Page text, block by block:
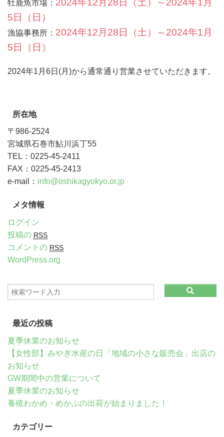
牡鹿魚市場：
5日（日）
漁協事務所： 2024年12月28日（土）～2024年1月
5日（日）
2024年1月6日(月)から通常通り営業させていただきます。
所在地
〒986-2524
宮城県石巻市鮎川浜丁55
TEL：0225-45-2411
FAX：0225-45-2413
e-mail： info@oshikagyokyo.or.jp
メタ情報
ログイン
投稿の RSS
コメントの RSS
WordPress.org
最近の投稿
夏季休業のお知らせ
【女性部】みやぎ水産の日「地域の小さな販売会」出店の
お知らせ
GW期間中の営業について
夏季休業のお知らせ
養殖わかめ・めかぶの出荷が始まりました！
カテゴリー